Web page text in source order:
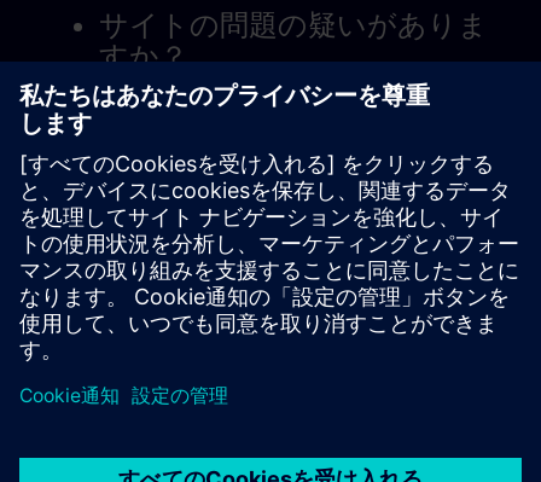
サイトの問題の疑いがありま
すか？
問題を報告